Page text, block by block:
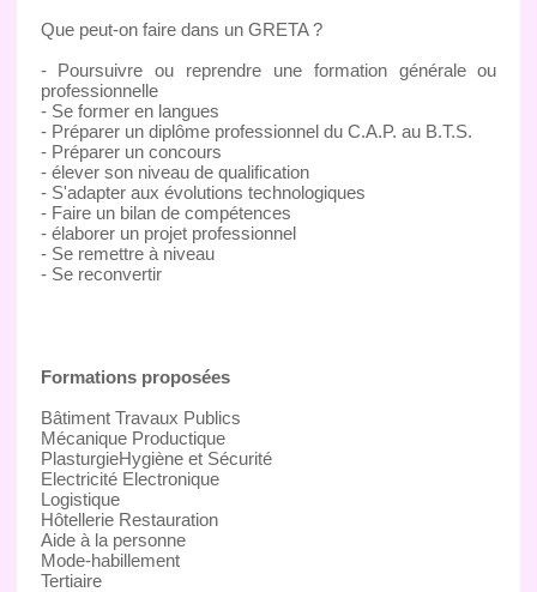
Que peut-on faire dans un GRETA ?
- Poursuivre ou reprendre une formation générale ou
professionnelle
- Se former en langues
- Préparer un diplôme professionnel du C.A.P. au B.T.S.
- Préparer un concours
- élever son niveau de qualification
- S'adapter aux évolutions technologiques
- Faire un bilan de compétences
- élaborer un projet professionnel
- Se remettre à niveau
- Se reconvertir
Formations proposées
Bâtiment Travaux Publics
Mécanique Productique
PlasturgieHygiène et Sécurité
Electricité Electronique
Logistique
Hôtellerie Restauration
Aide à la personne
Mode-habillement
Tertiaire